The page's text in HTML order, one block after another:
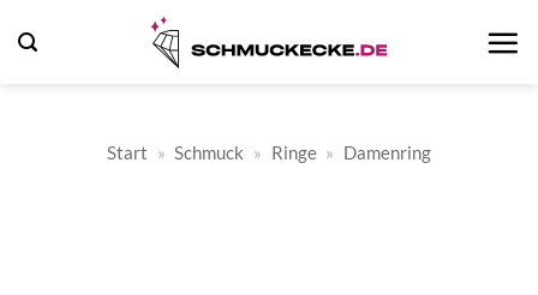
Inhalt
Start » Schmuck » Ringe » Damenring